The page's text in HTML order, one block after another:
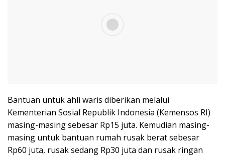
Bantuan untuk ahli waris diberikan melalui
Kementerian Sosial Republik Indonesia (Kemensos RI)
masing-masing sebesar Rp15 juta. Kemudian masing-
masing untuk bantuan rumah rusak berat sebesar
Rp60 juta, rusak sedang Rp30 juta dan rusak ringan